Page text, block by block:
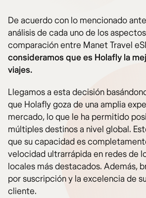
De acuerdo con lo mencionado
análisis de cada uno de los
comparación entre Manet Travel
consideramos que es Holafly la
viajes.
Llegamos a esta decisión
que Holafly goza de una amplia
mercado, lo que le ha permitido
múltiples destinos a nivel global.
que su capacidad es
velocidad ultrarrápida en redes de
locales más destacados. Además,
por suscripción y la excelencia de
cliente.